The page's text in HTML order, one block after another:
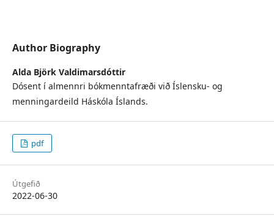
Author Biography
Alda Björk Valdimarsdóttir
Dósent í almennri bókmenntafræði við Íslensku- og
menningardeild Háskóla Íslands.
pdf
Útgefið
2022-06-30